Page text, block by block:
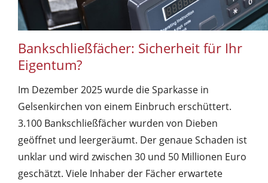
Bankschließfächer: Sicherheit für Ihr
Eigentum?
Im Dezember 2025 wurde die Sparkasse in
Gelsenkirchen von einem Einbruch erschüttert.
3.100 Bankschließfächer wurden von Dieben
geöffnet und leergeräumt. Der genaue Schaden ist
unklar und wird zwischen 30 und 50 Millionen Euro
geschätzt. Viele Inhaber der Fächer erwartete